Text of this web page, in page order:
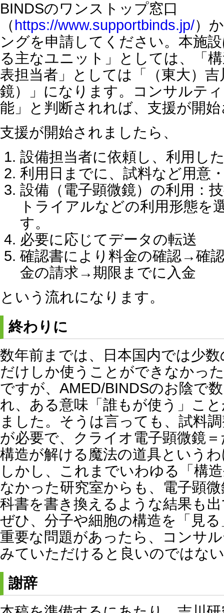
BINDSのワンストップ窓口
（ https://www.supportbinds.jp/）
ングを申請してください。本施
る主なユニット」としては、「
表担当者」としては「（東大）
鏡）」になります。コンサルテ
能」と判断されれば、支援が開
支援が開始されましたら、
設備担当者に依頼し、利用し
利用日までに、試料など用意
設備（電子顕微鏡）の利用：
トライアルなどの利用形態を
す。
必要に応じてデータの転送
確認書により料金の確認→確
金の請求→期限までに入金
という流れになります。
終わりに
数年前までは、日本国内では少
だけしか使うことができなかっ
ですが、AMED/BINDSのお陰で
れ、ある意味「誰もが使う」こ
ました。そうは言っても、試料
が必要で、クライオ電子顕微鏡
構造が解ける魔法の道具という
しかし、これまでいわゆる「構
なかった研究室からも、電子顕
科書を書き換えるような結果も
ぜひ、分子や細胞の構造を「見
重要な問題があったら、コンサ
みていただけると良いのではな
謝辞